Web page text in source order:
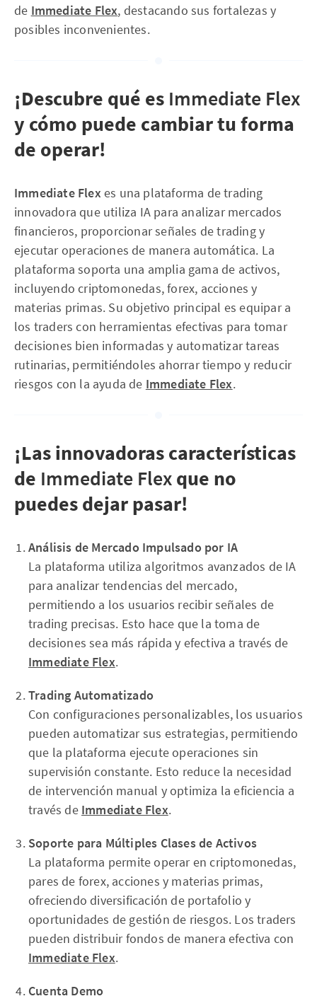
de Immediate Flex, destacando sus fortalezas y
posibles inconvenientes.
¡Descubre qué es Immediate Flex
y cómo puede cambiar tu forma
de operar!
Immediate Flexes una plataforma de trading
innovadora que utiliza IA para analizar mercados
financieros, proporcionar señales de trading y
ejecutar operaciones de manera automática. La
plataforma soporta una amplia gama de activos,
incluyendo criptomonedas, forex, acciones y
materias primas. Su objetivo principal es equipar a
los traders con herramientas efectivas para tomar
decisiones bien informadas y automatizar tareas
rutinarias, permitiéndoles ahorrar tiempo y reducir
riesgos con la ayuda de Immediate Flex.
¡Las innovadoras características
de Immediate Flexque no
puedes dejar pasar!
Análisis de Mercado Impulsado por IA
La plataforma utiliza algoritmos avanzados de IA
para analizar tendencias del mercado,
permitiendo a los usuarios recibir señales de
trading precisas. Esto hace que la toma de
decisiones sea más rápida y efectiva a través de
Immediate Flex.
Trading Automatizado
Con configuraciones personalizables, los usuarios
pueden automatizar sus estrategias, permitiendo
que la plataforma ejecute operaciones sin
supervisión constante. Esto reduce la necesidad
de intervención manual y optimiza la eficiencia a
través de Immediate Flex.
Soporte para Múltiples Clases de Activos
La plataforma permite operar en criptomonedas,
pares de forex, acciones y materias primas,
ofreciendo diversificación de portafolio y
oportunidades de gestión de riesgos. Los traders
pueden distribuir fondos de manera efectiva con
Immediate Flex.
Cuenta Demo